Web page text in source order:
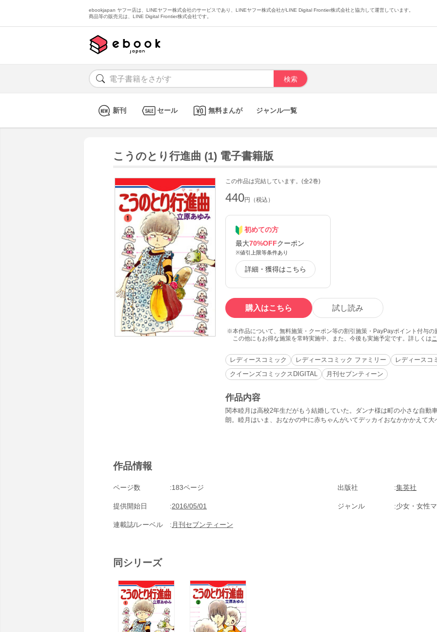
ebookjapan ヤフー店は、LINEヤフー株式会社のサービスであり、LINEヤフー株式会社がLINE Digital Frontier株式会社と協力して運営しています。
商品等の販売元は、LINE Digital Frontier株式会社です。
新刊 セール 無料まんが ジャンル一覧
こうのとり行進曲 (1) 電子書籍版
この作品は完結しています。(全2巻)
440円（税込）
初めての方
最大70%OFFクーポン
※値引上限等条件あり
詳細・獲得はこちら
購入はこちら 試し読み
本作品について、無料施策・クーポン等の割引施策・PayPayポイント付与
この他にもお得な施策を常時実施中、また、今後も実施予定です。詳しくは
レディースコミック レディースコミック ファミリー
レディースコ
クイーンズコミックスDIGITAL
月刊セブンティーン
作品内容
関本睦月は高校2年生だがもう結婚していた。ダンナ様は町の小さな自動
朗。睦月はいま、おなかの中に赤ちゃんがいてデッカイおなかかかえて
作品情報
ページ数 183ページ 出版社 集英社
提供開始日 2016/05/01 ジャンル 少女・女性
連載誌/レーベル 月刊セブンティーン
同シリーズ